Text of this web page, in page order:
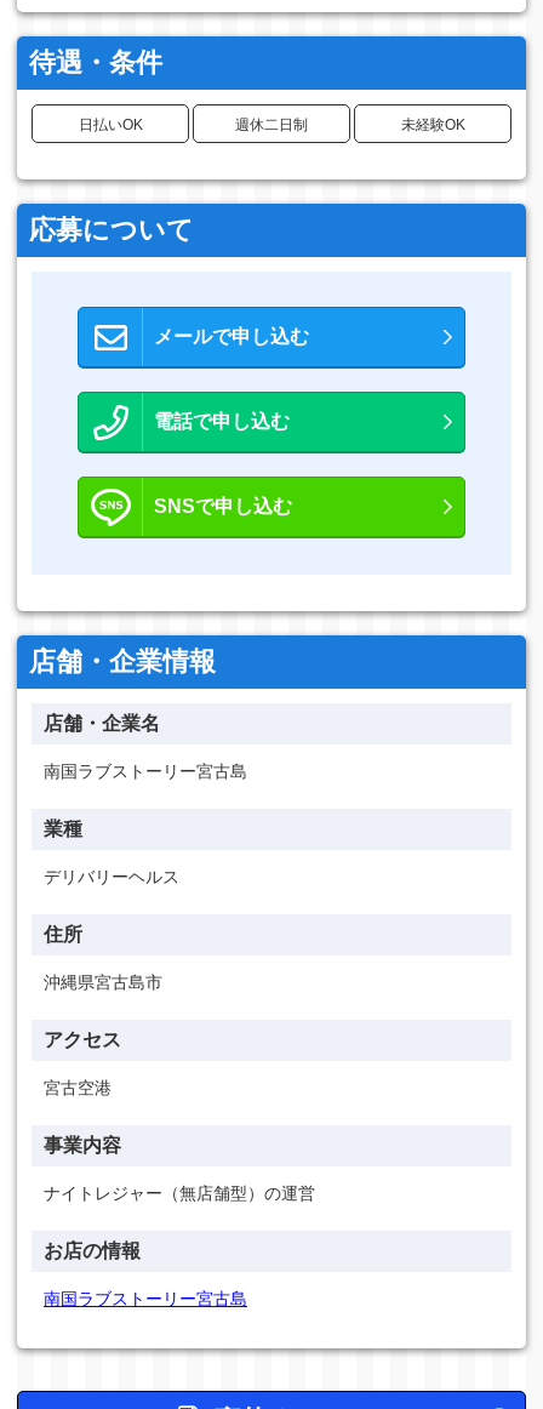
待遇・条件
日払いOK 週休二日制 未経験OK
応募について
メールで申し込む
電話で申し込む
SNSで申し込む
店舗・企業情報
店舗・企業名
南国ラブストーリー宮古島
業種
デリバリーヘルス
住所
沖縄県宮古島市
アクセス
宮古空港
事業内容
ナイトレジャー（無店舗型）の運営
お店の情報
南国ラブストーリー宮古島